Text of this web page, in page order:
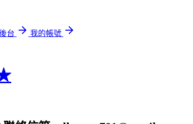
台
我的帳號